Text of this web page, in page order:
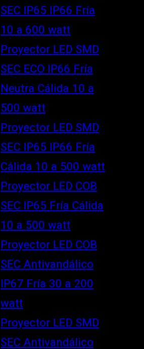
SEC IP65 IP66 Fría
10 a 600 watt
Proyector LED SMD
SEC ECO IP66 Fría
Neutra Cálida 10 a
500 watt
Proyector LED SMD
SEC IP65 IP66 Fría
Cálida 10 a 500 watt
Proyector LED COB
SEC IP65 Fría Cálida
10 a 500 watt
Proyector LED COB
SEC Antivandálico
IP67 Fría 30 a 200
watt
Proyector LED SMD
SEC Antivandálico